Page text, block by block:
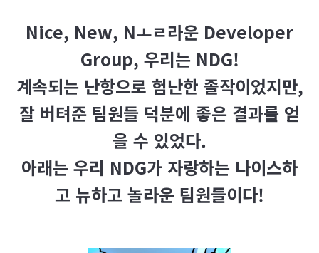
Nice, New, Nㅗㄹ라운 Developer
Group, 우리는 NDG!
계속되는 난항으로 험난한 졸작이었지만,
잘 버텨준 팀원들 덕분에 좋은 결과를 얻
을 수 있었다.
아래는 우리 NDG가 자랑하는 나이스하
고 뉴하고 놀라운 팀원들이다!